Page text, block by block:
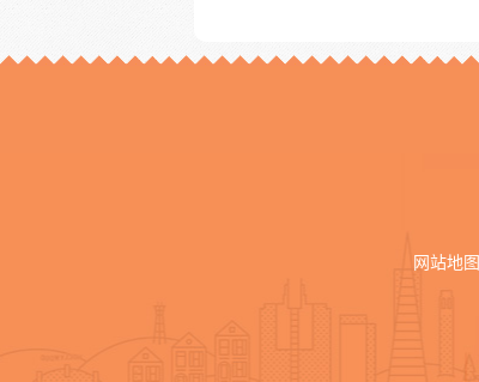
网站地图